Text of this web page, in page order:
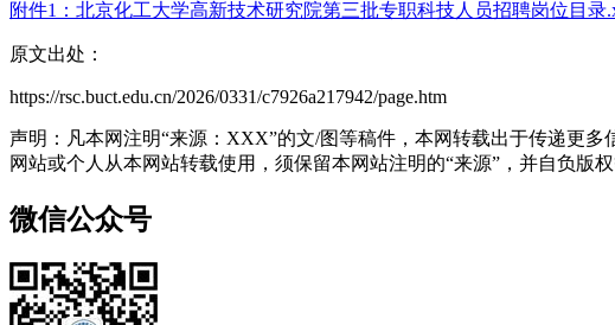
附件1：北京化工大学高新技术研究院第三批专职科技人员招聘岗位目录
原文出处：
https://rsc.buct.edu.cn/2026/0331/c7926a217942/page.htm
声明：凡本网注明“来源：XXX”的文/图等稿件，本网转载出于传递更
网站或个人从本网站转载使用，须保留本网站注明的“来源”，并自负版
微信公众号